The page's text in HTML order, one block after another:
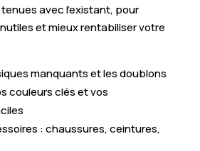
avec l’existant, pour
et mieux rentabiliser votre
manquants et les doublons
couleurs clés et vos
: chaussures, ceintures,